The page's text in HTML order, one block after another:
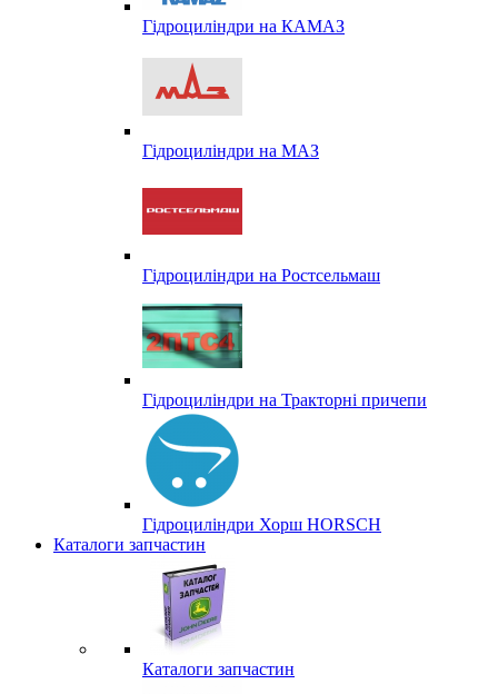
Гідроциліндри на КАМАЗ
Гідроциліндри на МАЗ
Гідроциліндри на Ростсельмаш
Гідроциліндри на Тракторні причепи
Гідроциліндри Хорш HORSCH
Каталоги запчастин
Каталоги запчастин